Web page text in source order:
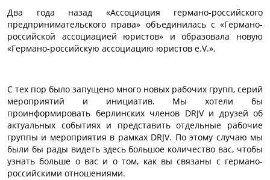
Два года назад «Ассоциация германо-российского
предпринимательского права» объединилась с «Германо-
российской ассоциацией юристов» и образовала новую
«Германо-российскую ассоциацию юристов e.V.».
С тех пор было запущено много новых рабочих групп, серий
мероприятий и инициатив. Мы хотели бы
проинформировать берлинских членов DRJV и друзей об
актуальных событиях и представить отдельные рабочие
группы и мероприятия в рамках DRJV. По этому случаю мы
были бы рады видеть здесь большое количество вас, чтобы
узнать больше о вас и о том, как вы связаны с германо-
российскими отношениями.